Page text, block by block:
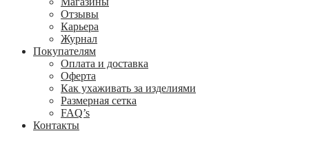
Отзывы
Карьера
Журнал
Покупателям
Оплата и доставка
Оферта
Как ухаживать за изделиями
Размерная сетка
FAQ’s
Контакты